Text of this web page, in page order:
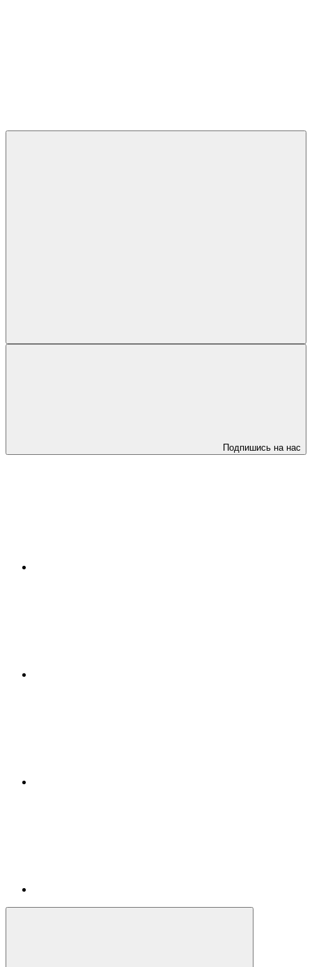
Подпишись на нас